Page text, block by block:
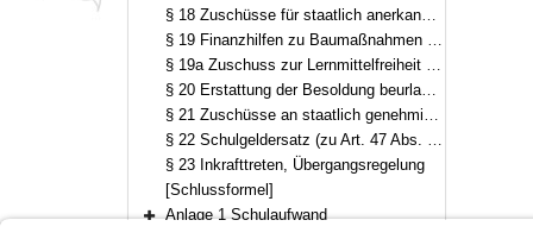
§ 18 Zuschüsse für staatlich anerkannte berufliche Schulen (zu Art. 41 BaySchFG)
§ 19 Finanzhilfen zu Baumaßnahmen (zu 43, 45 Abs. 3 BaySchFG)
§ 19a Zuschuss zur Lernmittelfreiheit an Ersatzschulen
§ 20 Erstattung der Besoldung beurlaubter Lehrkräfte (zu Art. 44 BaySchFG)
§ 21 Zuschüsse an staatlich genehmigten Ersatzschulen (zu Art. 45 Abs. 2 BaySchFG)
§ 22 Schulgeldersatz (zu Art. 47 Abs. 3 bis 5 BaySchFG)
§ 23 Inkrafttreten, Übergangsregelung
[Schlussformel]
Anlage 1 Schulaufwand